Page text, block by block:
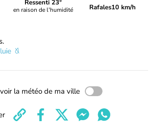
Ressenti 23°
en raison de l'humidité Rafales10 km/h
la météo de ma ville